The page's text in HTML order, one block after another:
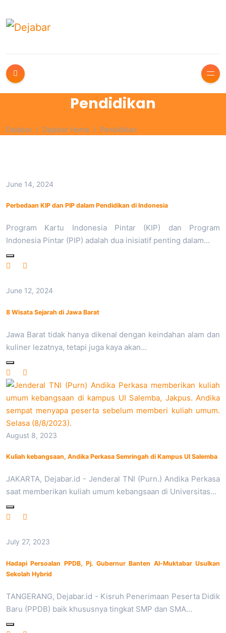
Pendidikan
Dejabar Dejabar Home Pendidikan
June 14, 2024
Perbedaan KIP dan PIP dalam Pendidikan di Indonesia
Program Kartu Indonesia Pintar (KIP) dan Program
Indonesia Pintar (PIP) adalah dua inisiatif penting dalam…
June 12, 2024
8 Wisata Sejarah di Jawa Barat
Jawa Barat tidak hanya dikenal dengan keindahan alam dan
kuliner lezatnya, tetapi juga kaya akan…
August 8, 2023
Kuliah kebangsaan, Andika Perkasa Semringah di Kampus UI Salemba
JAKARTA, Dejabar.id - Jenderal TNI (Purn.) Andika Perkasa
saat memberikan kuliah umum kebangsaan di Universitas…
July 27, 2023
Hadapi Persoalan PPDB, Pj. Gubernur Banten Al-Muktabar Usulkan
Sekolah Hybrid
TANGERANG, Dejabar.id - Kisruh Penerimaan Peserta Didik
Baru (PPDB) baik khususnya tingkat SMP dan SMA…